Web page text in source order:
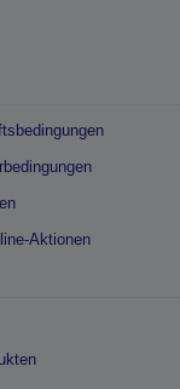
Aktionen